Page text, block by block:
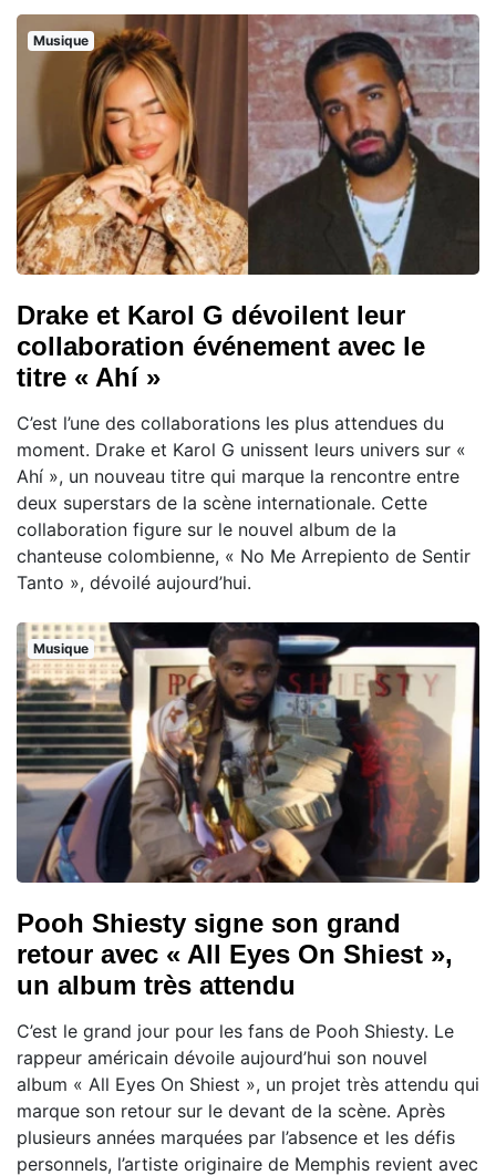
Musique
Drake et Karol G dévoilent leur
collaboration événement avec le
titre « Ahí »
C’est l’une des collaborations les plus attendues du
moment. Drake et Karol G unissent leurs univers sur «
Ahí », un nouveau titre qui marque la rencontre entre
deux superstars de la scène internationale. Cette
collaboration figure sur le nouvel album de la
chanteuse colombienne, « No Me Arrepiento de Sentir
Tanto », dévoilé aujourd’hui.
Musique
Pooh Shiesty signe son grand
retour avec « All Eyes On Shiest »,
un album très attendu
C’est le grand jour pour les fans de Pooh Shiesty. Le
rappeur américain dévoile aujourd’hui son nouvel
album « All Eyes On Shiest », un projet très attendu qui
marque son retour sur le devant de la scène. Après
plusieurs années marquées par l’absence et les défis
personnels, l’artiste originaire de Memphis revient avec